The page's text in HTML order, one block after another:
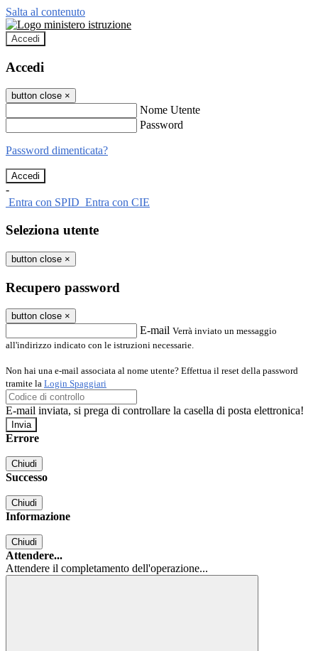
Salta al contenuto
Accedi
Accedi
button close ×
Nome Utente
Password
Password dimenticata?
-
Entra con SPID Entra con CIE
Seleziona utente
button close ×
Recupero password
button close ×
E-mail Verrà inviato un messaggio
all'indirizzo indicato con le istruzioni necessarie.
Non hai una e-mail associata al nome utente? Effettua il reset della password
tramite la Login Spaggiari
E-mail inviata, si prega di controllare la casella di posta elettronica!
Errore
Chiudi
Successo
Chiudi
Informazione
Chiudi
Attendere...
Attendere il completamento dell'operazione...